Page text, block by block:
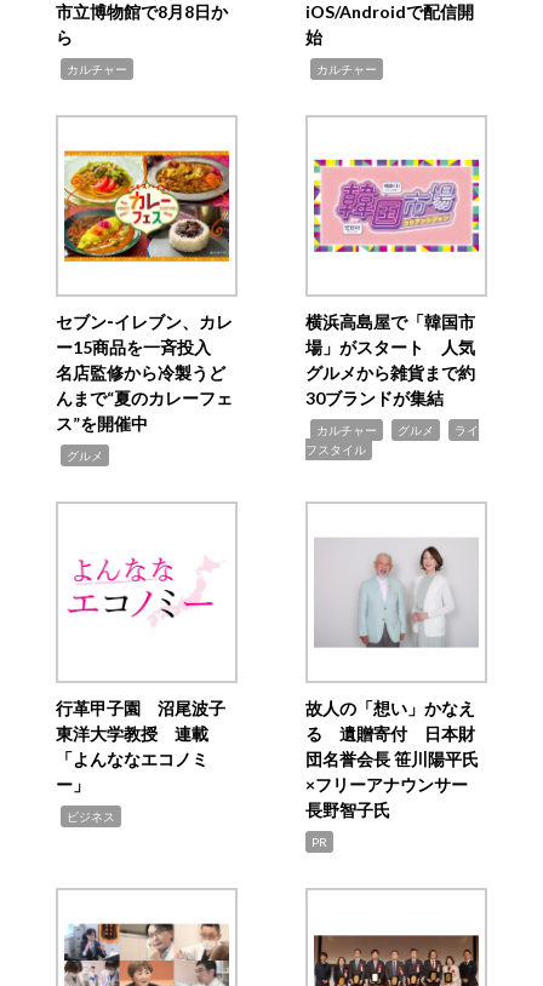
市立博物館で8月8日か
ら
カルチャー
iOS/Androidで配信開
始
カルチャー
セブン‐イレブン、カレ
ー15商品を一斉投入
名店監修から冷製うど
んまで“夏のカレーフェ
ス”を開催中
グルメ
横浜高島屋で「韓国市
場」がスタート 人気
グルメから雑貨まで約
30ブランドが集結
カルチャー グルメ
ライ
フスタイル
行革甲子園 沼尾波子
東洋大学教授 連載
「よんななエコノミ
ー」
ビジネス
故人の「想い」かなえ
る 遺贈寄付 日本財
団名誉会長 笹川陽平氏
×フリーアナウンサー
長野智子氏
PR